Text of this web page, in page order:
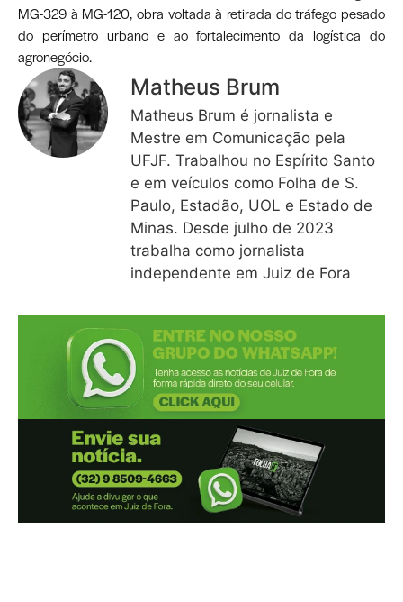
MG-329 à MG-120, obra voltada à retirada do tráfego pesado
do perímetro urbano e ao fortalecimento da logística do
agronegócio.
Matheus Brum
Matheus Brum é jornalista e
Mestre em Comunicação pela
UFJF. Trabalhou no Espírito Santo
e em veículos como Folha de S.
Paulo, Estadão, UOL e Estado de
Minas. Desde julho de 2023
trabalha como jornalista
independente em Juiz de Fora